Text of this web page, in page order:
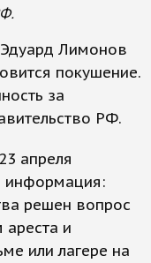
Лимонов
покушение.
за
РФ.
апреля
информация:
решен вопрос
и
или лагере на